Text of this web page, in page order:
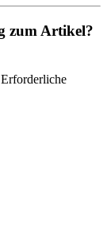
zum Artikel?